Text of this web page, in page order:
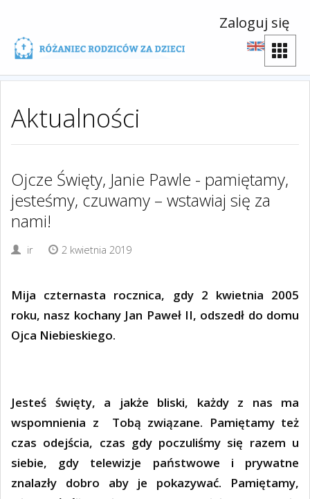
Zaloguj się
Aktualności
Ojcze Święty, Janie Pawle - pamiętamy,
jesteśmy, czuwamy – wstawiaj się za
nami!
ir 2 kwietnia 2019
Mija czternasta rocznica, gdy 2 kwietnia 2005
roku, nasz kochany Jan Paweł II, odszedł do domu
Ojca Niebieskiego.
Jesteś święty, a jakże bliski, każdy z nas ma
wspomnienia z Tobą związane. Pamiętamy też
czas odejścia, czas gdy poczuliśmy się razem u
siebie, gdy telewizje państwowe i prywatne
znalazły dobro aby je pokazywać. Pamiętamy,